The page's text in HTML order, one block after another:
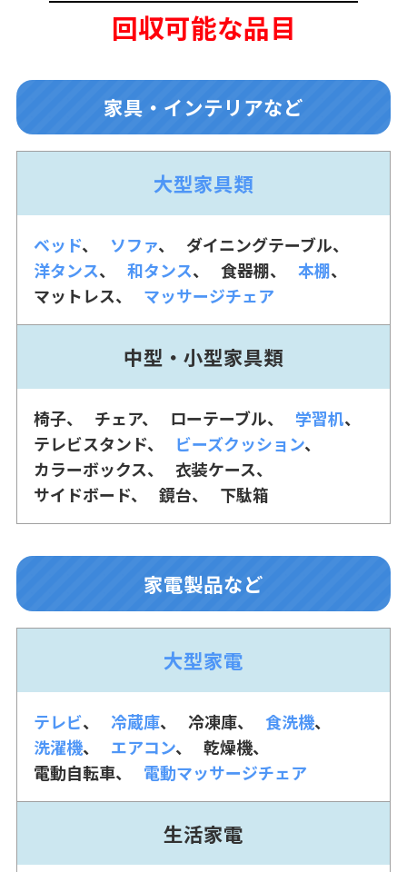
回収可能な品目
家具・インテリアなど
大型家具類
ベッド ソファ
ダイニングテーブル
洋タンス
和タンス 食器棚
本棚
マットレス
マッサージチェア
中型・小型家具類
椅子 チェア ローテーブル
学習机
テレビスタンド
ビーズクッション
カラーボックス
衣装ケース
サイドボード
鏡台 下駄箱
家電製品など
大型家電
テレビ 冷蔵庫 冷凍庫
食洗機
洗濯機
エアコン
乾燥機
電動自転車
電動マッサージチェア
生活家電